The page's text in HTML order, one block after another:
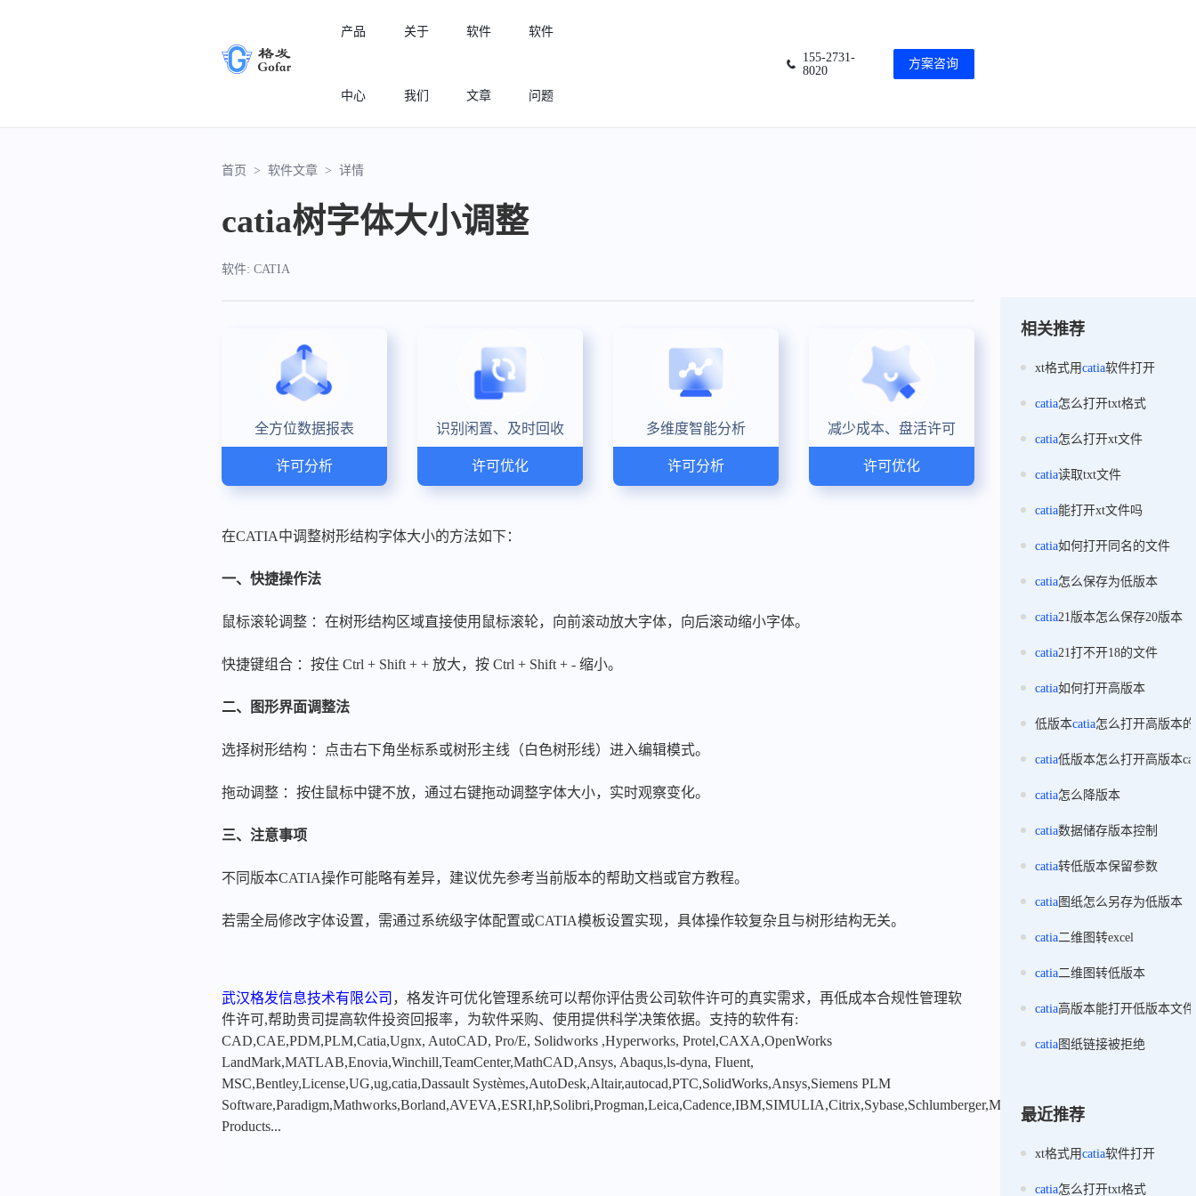
产品
中心
许可分析
实现专业软件许可精细化管理
关于
我们
软件
文章
软件
问题
155-2731-
8020
方案咨询
首页 > 软件文章 > 详情
catia树字体大小调整
软件: CATIA
全方位数据报表
许可分析
识别闲置、及时回收
许可优化
多维度智能分析
许可分析
减少成本、盘活许可
许可优化
在CATIA中调整树形结构字体大小的方法如下：
一、快捷操作法
鼠标滚轮调整 ：在树形结构区域直接使用鼠标滚轮，向前滚动放大字体，向后滚动缩小字体。
快捷键组合 ：按住 Ctrl + Shift + + 放大，按 Ctrl + Shift + - 缩小。
二、图形界面调整法
选择树形结构 ：点击右下角坐标系或树形主线（白色树形线）进入编辑模式。
拖动调整 ：按住鼠标中键不放，通过右键拖动调整字体大小，实时观察变化。
三、注意事项
不同版本CATIA操作可能略有差异，建议优先参考当前版本的帮助文档或官方教程。
若需全局修改字体设置，需通过系统级字体配置或CATIA模板设置实现，具体操作较复杂且与树形结构无关。
武汉格发信息技术有限公司 ，格发许可优化管理系统可以帮你评估贵公司软件许可的真实需求，再低成本合规性管理软
件许可,帮助贵司提高软件投资回报率，为软件采购、使用提供科学决策依据。支持的软件有:
CAD,CAE,PDM,PLM,Catia,Ugnx, AutoCAD, Pro/E, Solidworks ,Hyperworks, Protel,CAXA,OpenWorks
LandMark,MATLAB,Enovia,Winchill,TeamCenter,MathCAD,Ansys, Abaqus,ls-dyna, Fluent,
MSC,Bentley,License,UG,ug,catia,Dassault Systèmes,AutoDesk,Altair,autocad,PTC,SolidWorks,Ansys,Siemens PLM
Software,Paradigm,Mathworks,Borland,AVEVA,ESRI,hP,Solibri,Progman,Leica,Cadence,IBM,SIMULIA,Citrix,Sybase,Schlumberger,MSC
Products...
相关推荐
xt格式用catia软件打开
catia怎么打开txt格式
catia怎么打开xt文件
catia读取txt文件
catia能打开xt文件吗
catia如何打开同名的文件
catia怎么保存为低版本
catia21版本怎么保存20版本
catia21打不开18的文件
catia如何打开高版本
低版本catia怎么打开高版本的
catia低版本怎么打开高版本
catia怎么降版本
catia数据储存版本控制
catia转低版本保留参数
catia图纸怎么另存为低版本
catia二维图转excel
catia二维图转低版本
catia高版本能打开低版本文
catia图纸链接被拒绝
最近推荐
xt格式用catia软件打开
catia怎么打开txt格式